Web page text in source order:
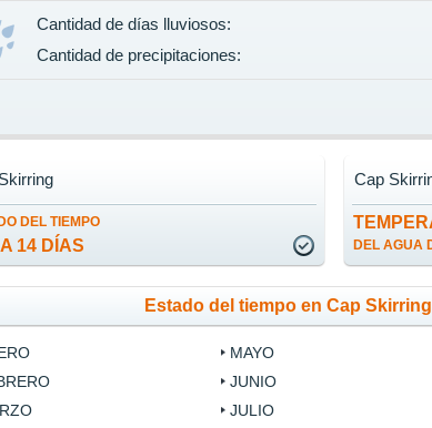
Cantidad de días lluviosos:
Cantidad de precipitaciones:
DEL TIEMPO
14 DÍAS DEL AGUA
Cap
Estado del tiempo en Cap
MAYO
JUNIO
JULIO